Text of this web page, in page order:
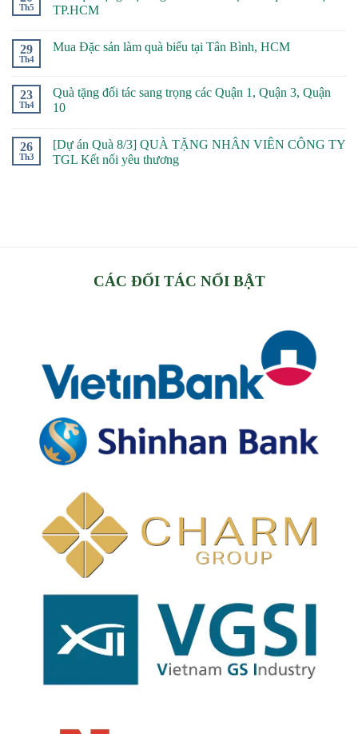
Th5
TP.HCM
29
Th4
Mua Đặc sản làm quà biếu tại Tân Bình, HCM
23
Th4
Quà tặng đối tác sang trọng các Quận 1, Quận 3, Quận
10
26
Th3
[Dự án Quà 8/3] QUÀ TẶNG NHÂN VIÊN CÔNG TY
TGL Kết nối yêu thương
CÁC ĐỐI TÁC NỔI BẬT